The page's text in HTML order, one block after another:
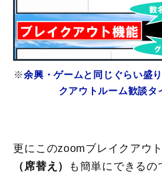
※余興・ゲームと同じぐらい盛
クアウトルーム歓談タ
更にこのzoomブレイクアウ
（席替え）
も簡単にできる